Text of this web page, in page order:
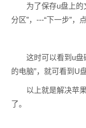
为了保存u盘上的
分区”，---“下一步”，点
这时可以看到u盘
的电脑”，就可看到U
以上就是解决苹
了。